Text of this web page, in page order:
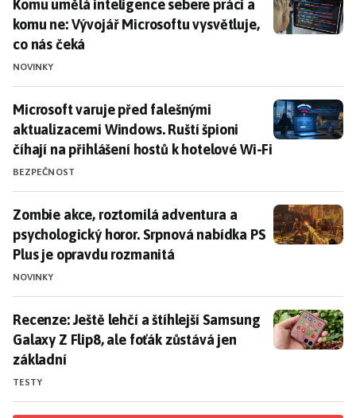
Komu umělá inteligence sebere práci a komu ne:
Komu umělá inteligence sebere práci a
komu ne: Vývojář Microsoftu vysvětluje,
co nás čeká
NOVINKY
Microsoft varuje před falešnými aktualizacemi
Microsoft varuje před falešnými
aktualizacemi Windows. Ruští špioni
číhají na přihlášení hostů k hotelové Wi-Fi
BEZPEČNOST
Zombie akce, roztomilá adventura a psychologický
Zombie akce, roztomilá adventura a
psychologický horor. Srpnová nabídka PS
Plus je opravdu rozmanitá
NOVINKY
Recenze: Ještě lehčí a štíhlejší Samsung Galaxy Z
Recenze: Ještě lehčí a štíhlejší Samsung
Galaxy Z Flip8, ale foťák zůstává jen
základní
TESTY